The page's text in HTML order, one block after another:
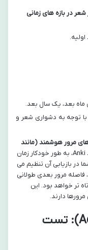
در بازه های زمانی
بعد، یک سال بعد.
با توجه به دشواری شعر و
مرور هوشمند (مانند
نرم افزارهای تکرار فاصله دار مانند Anki، به طور خودکار زمان
در بازیابی آن تنظیم می
فاصله مرور بعدی طولانی
تر خواهد بود. این
مرورها دارند.
بازیابی فعال (Active Recall): تست